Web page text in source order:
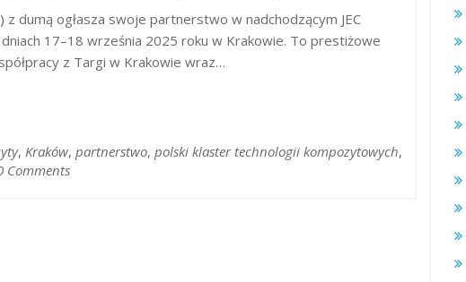
dumą ogłasza swoje partnerstwo w nadchodzącym JEC
17–18 września 2025 roku w Krakowie. To prestiżowe
z Targi w Krakowie wraz…
, Kraków, partnerstwo​, polski klaster technologii kompozytowych,
Comments